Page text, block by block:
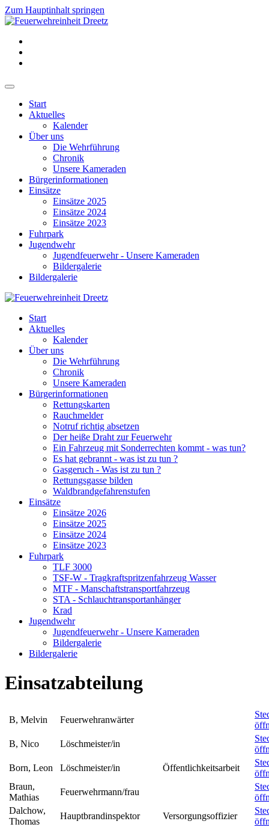
Zum Hauptinhalt springen
Start
Aktuelles
Kalender
Über uns
Die Wehrführung
Chronik
Unsere Kameraden
Bürgerinformationen
Einsätze
Einsätze 2025
Einsätze 2024
Einsätze 2023
Fuhrpark
Jugendwehr
Jugendfeuerwehr - Unsere Kameraden
Bildergalerie
Bildergalerie
Start
Aktuelles
Kalender
Über uns
Die Wehrführung
Chronik
Unsere Kameraden
Bürgerinformationen
Rettungskarten
Rauchmelder
Notruf richtig absetzen
Der heiße Draht zur Feuerwehr
Ein Fahrzeug mit Sonderrechten kommt - was tun?
Es hat gebrannt - was ist zu tun ?
Gasgeruch - Was ist zu tun ?
Rettungsgasse bilden
Waldbrandgefahrenstufen
Einsätze
Einsätze 2026
Einsätze 2025
Einsätze 2024
Einsätze 2023
Fuhrpark
TLF 3000
TSF-W - Tragkraftspritzenfahrzeug Wasser
MTF - Manschaftstransportfahrzeug
STA - Schlauchtransportanhänger
Krad
Jugendwehr
Jugendfeuerwehr - Unsere Kameraden
Bildergalerie
Bildergalerie
Einsatzabteilung
B, Melvin Feuerwehranwärter
B, Nico
Löschmeister/in
Born, Leon
Löschmeister/in Öffentlichkeitsarbeit
Braun,
Mathias
Feuerwehrmann/frau
Dalchow,
Thomas
Hauptbrandinspektor Versorgungsoffizier